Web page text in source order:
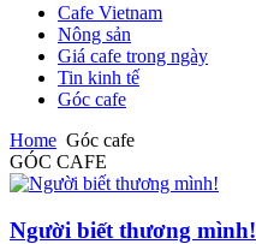
Cafe Vietnam
Nông sản
Giá cafe trong ngày
Tin kinh tế
Góc cafe
Home Góc cafe
GÓC CAFE
Người biết thương mình!